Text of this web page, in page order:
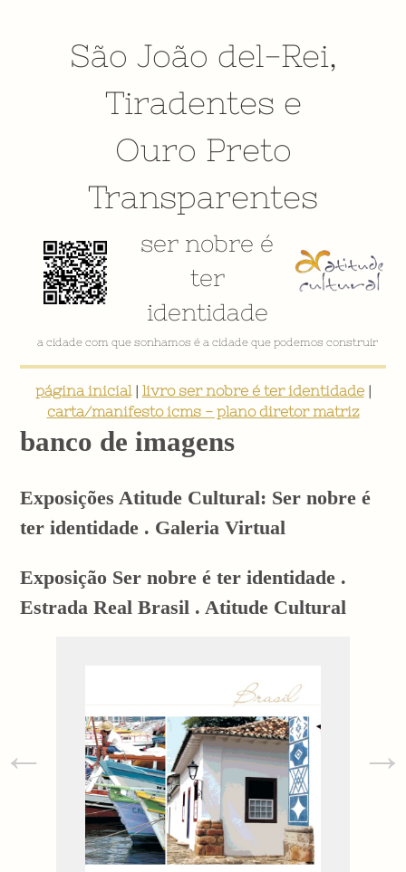
São João del-Rei,
Tiradentes e
Ouro Preto
Transparentes
ser nobre é
ter
identidade
a cidade com que sonhamos é a cidade que podemos construir
página inicial| livro ser nobre é ter identidade|
carta/manifesto icms - plano diretor matriz
banco de imagens
Exposições Atitude Cultural: Ser nobre é
ter identidade . Galeria Virtual
Exposição Ser nobre é ter identidade .
Estrada Real Brasil . Atitude Cultural
← →